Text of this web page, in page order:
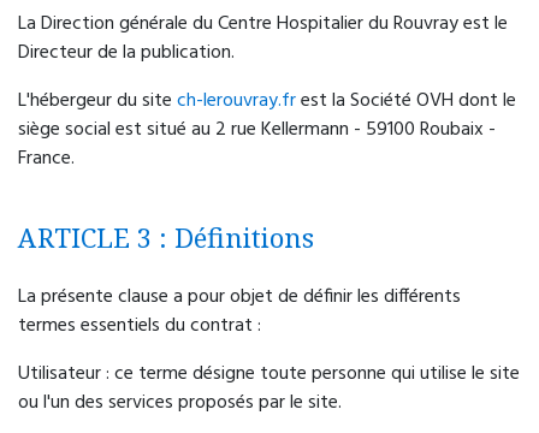
La Direction générale du Centre Hospitalier du Rouvray est le
Directeur de la publication.
L'hébergeur du sitech-lerouvray.frest la Société OVH dont le
siège social est situé au 2 rue Kellermann - 59100 Roubaix -
France.
ARTICLE 3 : Définitions
La présente clause a pour objet de définir les différents
termes essentiels du contrat :
Utilisateur : ce terme désigne toute personne qui utilise le site
ou l'un des services proposés par le site.